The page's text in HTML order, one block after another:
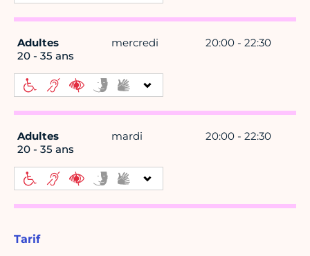
Adultes
20 - 35 ans
mercredi 20:00 - 22:30
Adultes
20 - 35 ans
mardi 20:00 - 22:30
Tarif